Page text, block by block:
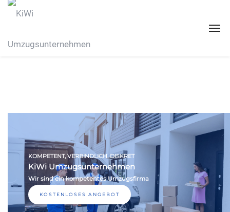
KOMPETENT, VERBINDLICH, DISKRET
KiWi Umzugsunternehmen
Wir sind ein kompetentes Umzugsfirma
KOSTENLOSES ANGEBOT